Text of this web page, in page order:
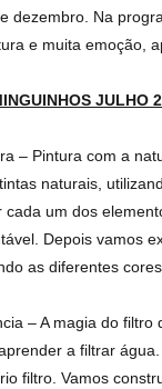
dezembro. Na
e muita emoção,
JULHO
– Pintura com a
naturais,
cada um dos
Depois vamos
as diferentes
– A magia do filtro
a filtrar
filtro. Vamos